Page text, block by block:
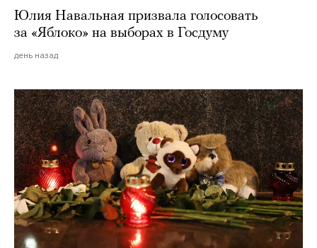
Юлия Навальная призвала голосовать
за «Яблоко» на выборах в Госдуму
день назад